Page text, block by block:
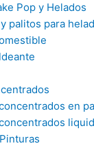
Pop y Helados
palitos para
en